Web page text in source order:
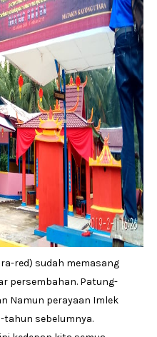
red) sudah memasang
persembahan. Patung-
Namun perayaan Imlek
tahun sebelumnya.